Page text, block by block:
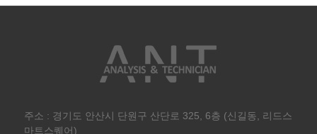
주소 : 경기도 안산시 단원구 산단로 325, 6층 (신길동, 리드스
마트스퀘어)